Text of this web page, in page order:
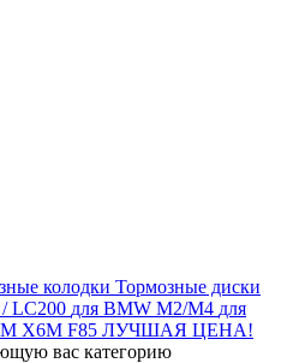
колодки Тормозные диски
LC200 для BMW M2/M4 для
X6M F85 ЛУЧШАЯ ЦЕНА!
вас категорию